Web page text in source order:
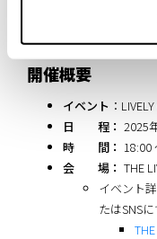
開催概要
イベント ：
日 程： 2025
時 間： 18:00
会 場： THE
イベント
たはSNS